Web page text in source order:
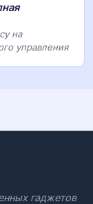
на
управления
гаджетов